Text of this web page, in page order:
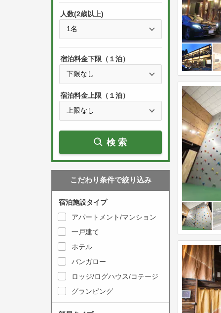
s
s
e
w
a
r
w
e
t
o
t
e
r
s
t
e
w
a
r
w
k
t
o
n
t
人数(2歳以上)
宿泊料金下限（１泊）
宿泊料金上限（１泊）
検索
こだわり条件で絞り込み
宿泊施設タイプ
アパートメント/マンション
一戸建て
ホテル
バンガロー
ロッジ/ログハウス/コテージ
グランピング